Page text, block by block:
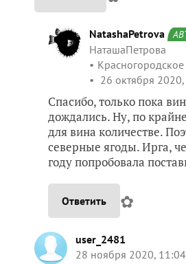
NatashaPetrova
НаташаПетрова
Красногородское
26 октября
Спасибо, только пока
дождались. Ну, по
для вина количестве.
северные ягоды. Ирга,
году попробовала
Ответить ✿
user_2481
28 ноября 2020, 11:04